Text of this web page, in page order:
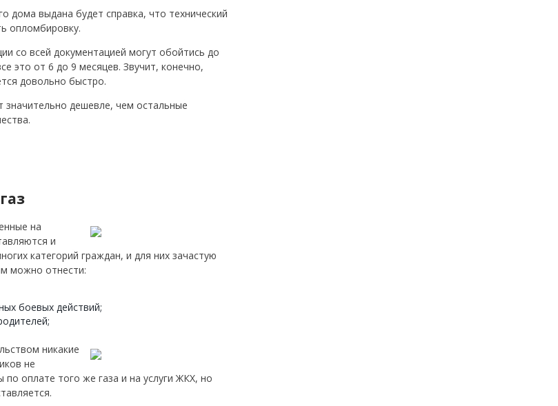
дома выдана будет справка, что технический
опломбировку.
со всей документацией могут обойтись до
это от 6 до 9 месяцев. Звучит, конечно,
довольно быстро.
значительно дешевле, чем остальные
на
и
категорий граждан, и для них зачастую
можно отнести:
боевых действий;
никакие
не
оплате того же газа и на услуги ЖКХ, но